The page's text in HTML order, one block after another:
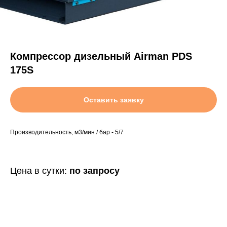
Компрессор дизельный Airman PDS
175S
Оставить заявку
Производительность, м3/мин / бар - 5/7
Цена в сутки: по запросу